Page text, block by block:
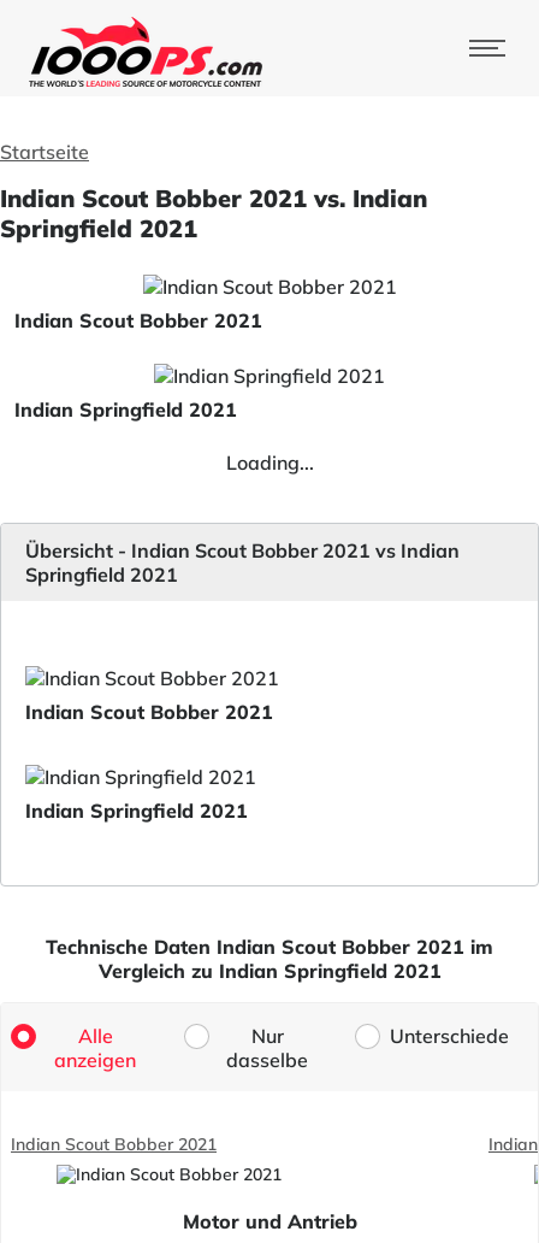
Startseite
Indian Scout Bobber 2021 vs. Indian
Springfield 2021
Indian Scout Bobber 2021
Indian Springfield 2021
Loading...
Übersicht - Indian Scout Bobber 2021 vs Indian
Springfield 2021
Indian Scout Bobber 2021
Indian Springfield 2021
Technische Daten Indian Scout Bobber 2021 im
Vergleich zu Indian Springfield 2021
Alle
anzeigen
Nur
dasselbe
Unterschiede
Indian Scout Bobber 2021
Motor und Antrieb